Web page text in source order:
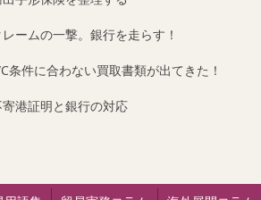
レームの一撃。銀行を走らす！
条件に合わない買取書類が出てきた！
港証明と銀行の対応